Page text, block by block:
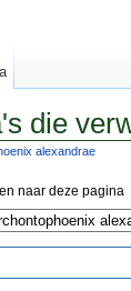
die
alexandrae
naar deze pagina